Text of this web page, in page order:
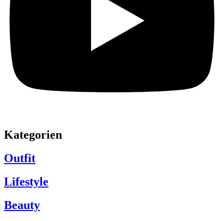
Kategorien
Outfit
Lifestyle
Beauty